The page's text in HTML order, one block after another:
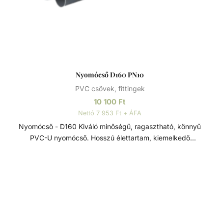
Nyomócső D160 PN10
PVC csövek, fittingek
10 100 Ft
Nettó 7 953 Ft + ÁFA
Nyomócső - D160 Kiváló minőségű, ragasztható, könnyű
PVC-U nyomócső. Hosszú élettartam, kiemelkedő